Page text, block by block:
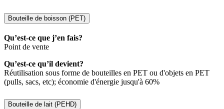
Bouteille de boisson (PET)
Qu’est-ce que j’en fais?
Point de vente
Qu’est-ce qu’il devient?
Réutilisation sous forme de bouteilles en PET ou d'objets en PET
(pulls, sacs, etc); économie d'énergie jusqu'à 60%
Bouteille de lait (PEHD)